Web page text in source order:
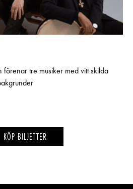
tre musiker med vitt skilda
WISHAMALII
–
KÖP BILJETTER